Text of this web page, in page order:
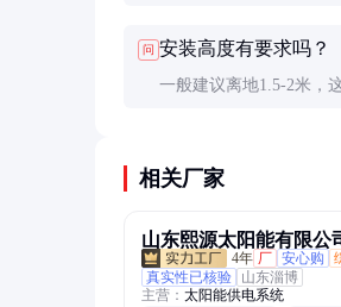
查。
问 安装高度有要求吗？
一般建议离地1.5-2米，
相关厂家
山东熙源太阳能有限公
4年 厂 安心购
真实性已核验
山东淄博
主营： 太阳能供电系统